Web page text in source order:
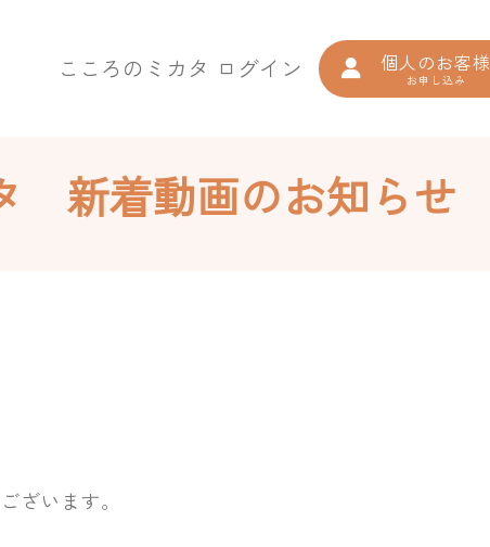
こころのミカタ ログイン 個人のお客様
お申し込み
新着動画のお知らせ
います。